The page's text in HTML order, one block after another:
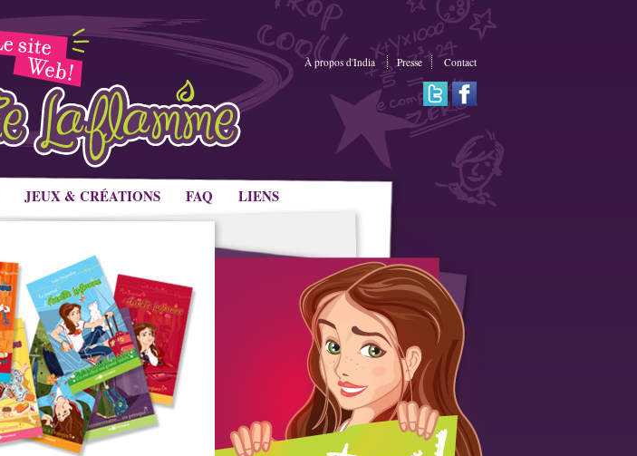
JEUX & CRÉATIONS FAQ LIENS
À propos d'India Presse Contact